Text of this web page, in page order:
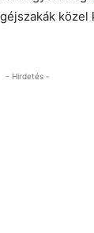
közel
- Hirdetés -